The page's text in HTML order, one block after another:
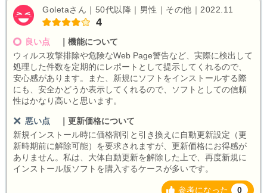
Goletaさん｜50代以降｜男性｜その他｜2022.11
4
良い点
機能について
ウィルス攻撃排除や危険なWeb Page警告など、実際に検出して
処理した件数を定期的にレポートとして提示してくれるので、
安心感があります。また、新規にソフトをインストールする際
にも、安全かどうか表示してくれるので、ソフトとしての信頼
性はかなり高いと思います。
悪い点
更新価格について
新規インストール時に価格割引と引き換えに自動更新設定（更
新時期前に解除可能）を要求されますが、更新価格にお得感が
ありません。私は、大体自動更新を解除した上で、再度新規に
インストール版ソフトを購入するケースが多いです。
参考になった 0